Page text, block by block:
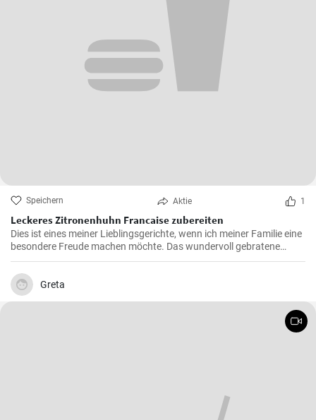
Speichern Aktie 1
Leckeres Zitronenhuhn Francaise zubereiten
Dies ist eines meiner Lieblingsgerichte, wenn ich meiner Familie eine
besondere Freude machen möchte. Das wundervoll gebratene
Hähnchen, mariniert in cremigem Eierteig und überzogen mit einer
zitronigen Sauce, ist immer wieder beeindruckend. Glauben Sie mir,
wenn Sie dieses schmackhafte Chicken Francaise einmal probiert
haben, werden Sie es in Ihre Liste der Lieblingsrezepte aufnehmen.
Greta